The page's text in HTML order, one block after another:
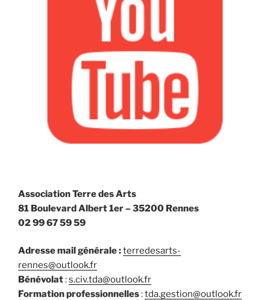
Association Terre des Arts
81 Boulevard Albert 1er – 35200 Rennes
02 99 67 59 59
Adresse mail générale :terredesarts-
rennes@outlook.fr
Bénévolat:s.civ.tda@outlook.fr
Formation professionnelles:tda.gestion@outlook.fr